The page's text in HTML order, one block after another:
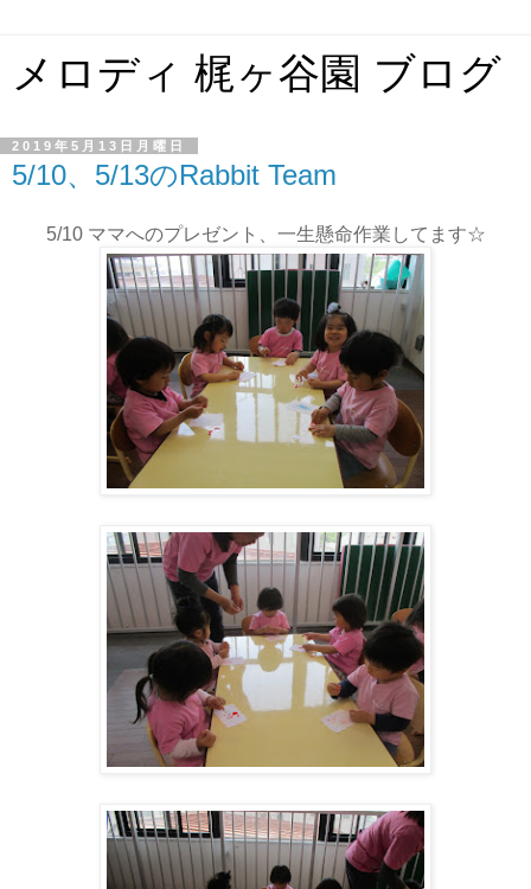
メロディ 梶ヶ谷園 ブログ
2019年5月13日月曜日
5/10、5/13のRabbit Team
5/10 ママへのプレゼント、一生懸命作業してます☆